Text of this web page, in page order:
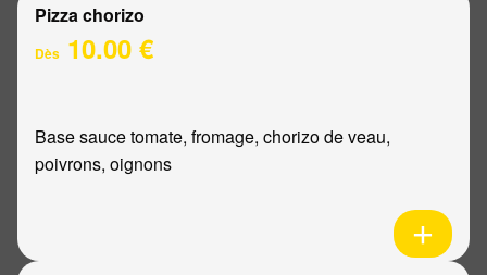
Pizza chorizo
Dès 10.00 €
Base sauce tomate, fromage, chorizo de veau,
poivrons, oignons